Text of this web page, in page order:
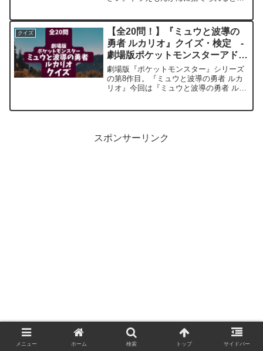
ーンだと思っています。問題は全部で20
問。よければ最後までお...
クイズ
【全20問！】『ミュウと波導の
勇者 ルカリオ』クイズ・検定 -
劇場版ポケットモンスターアドバ
ンスジェネレーション（映画ポケ
モン）‐
劇場版『ポケットモンスター』シリーズ
の第8作目。『ミュウと波導の勇者 ルカ
リオ』今回は『ミュウと波導の勇者 ルカ
スポンサーリンク
メニュー ホーム 検索 トップ サイドバー